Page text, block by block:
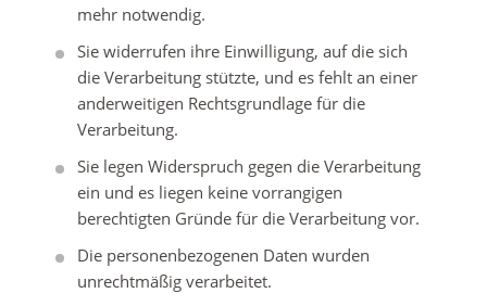
mehr notwendig.
Sie widerrufen ihre Einwilligung, auf die sich
die Verarbeitung stützte, und es fehlt an einer
anderweitigen Rechtsgrundlage für die
Verarbeitung.
Sie legen Widerspruch gegen die Verarbeitung
ein und es liegen keine vorrangigen
berechtigten Gründe für die Verarbeitung vor.
Die personenbezogenen Daten wurden
unrechtmäßig verarbeitet.